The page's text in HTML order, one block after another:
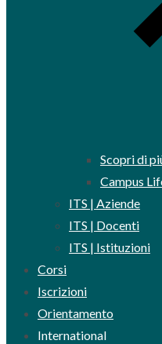
Scopri di
Campus
ITS | Aziende
ITS | Docenti
ITS | Istituzioni
Corsi
Iscrizioni
Orientamento
International